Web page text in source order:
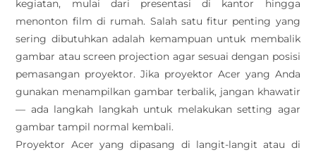
kegiatan, mulai dari presentasi di kantor hingga
menonton film di rumah. Salah satu fitur penting yang
sering dibutuhkan adalah kemampuan untuk membalik
gambar atau screen projection agar sesuai dengan posisi
pemasangan proyektor. Jika proyektor Acer yang Anda
gunakan menampilkan gambar terbalik, jangan khawatir
— ada langkah langkah untuk melakukan setting agar
gambar tampil normal kembali.
Proyektor Acer yang dipasang di langit-langit atau di